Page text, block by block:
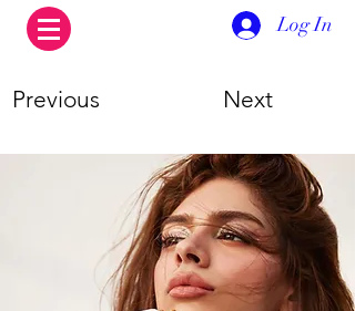
Log In
Previous Next